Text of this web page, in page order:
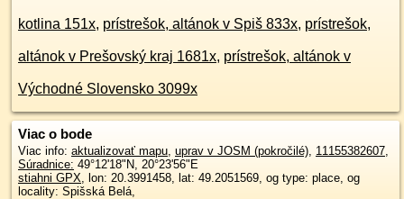
kotlina 151x, prístrešok, altánok v Spiš 833x, prístrešok,
altánok v Prešovský kraj 1681x, prístrešok, altánok v
Východné Slovensko 3099x
Viac o bode
Viac info: aktualizovať mapu, uprav v JOSM (pokročilé), 11155382607,
Súradnice: 49°12'18"N, 20°23'56"E
stiahni GPX, lon: 20.3991458, lat: 49.2051569, og type: place, og
locality: Spišská Belá,